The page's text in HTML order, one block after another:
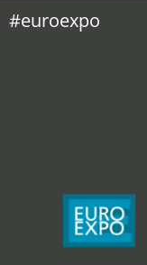
#euroexpo